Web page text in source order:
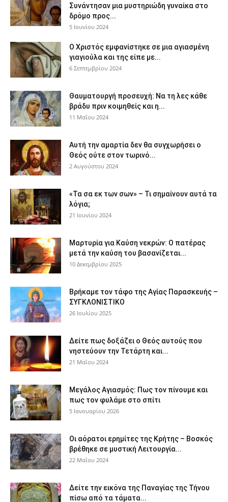
Συνάντησαν μια μυστηριώδη γυναίκα στο
δρόμο προς...
5 Ιουνίου 2024
Ο Χριστός εμφανίστηκε σε μια αγιασμένη
γιαγιούλα και της είπε με...
6 Σεπτεμβρίου 2024
Θαυματουργή προσευχή: Να τη λες κάθε
βράδυ πριν κοιμηθείς και η...
11 Μαΐου 2024
Αυτή την αμαρτία δεν θα συγχωρήσει ο
Θεός ούτε στον τωρινό...
2 Αυγούστου 2024
«Τα σα εκ των σων» – Τι σημαίνουν αυτά τα
λόγια;
21 Ιουνίου 2024
Μαρτυρία για Καύση νεκρών: Ο πατέρας
μετά την καύση του βασανίζεται...
10 Δεκεμβρίου 2025
Βρήκαμε τον τάφο της Αγίας Παρασκευής –
ΣΥΓΚΛΟΝΙΣΤΙΚΟ
26 Ιουλίου 2025
Δείτε πως δοξάζει ο Θεός αυτούς που
νηστεύουν την Τετάρτη και...
21 Μαΐου 2024
Μεγάλος Αγιασμός: Πως τον πίνουμε και
πως τον φυλάμε στο σπίτι
5 Ιανουαρίου 2026
Οι αόρατοι ερημίτες της Κρήτης – Βοσκός
βρέθηκε σε μυστική Λειτουργία...
22 Μαΐου 2024
Δείτε την εικόνα της Παναγίας της Τήνου
πίσω από τα τάματα...